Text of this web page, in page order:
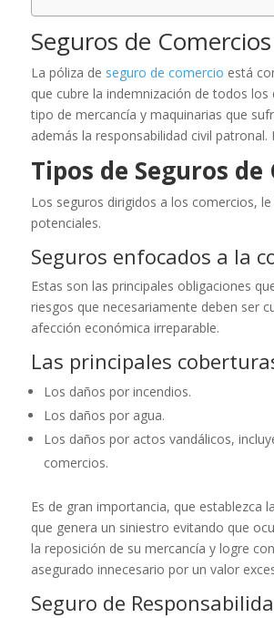
Seguros de Comercios
La póliza de seguro de comercio está
que cubre la indemnización de todos
tipo de mercancía y maquinarias que
además la responsabilidad civil
Tipos de Seguros de
Los seguros dirigidos a los comercios,
potenciales.
Seguros enfocados a la
Estas son las principales obligaciones
riesgos que necesariamente deben ser
afección económica irreparable.
Las principales
Los daños por incendios.
Los daños por agua.
Los daños por actos vandálicos,
comercios.
Es de gran importancia, que establezca
que genera un siniestro evitando que
la reposición de su mercancía y logre
asegurado innecesario por un valor
Seguro de